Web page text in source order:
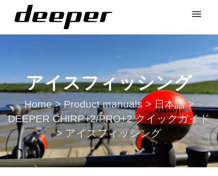
アイスフィッシング
Home > Product manuals > 日本語 >
DEEPER CHIRP+2/PRO+2 クイックガイド
> アイスフィッシング